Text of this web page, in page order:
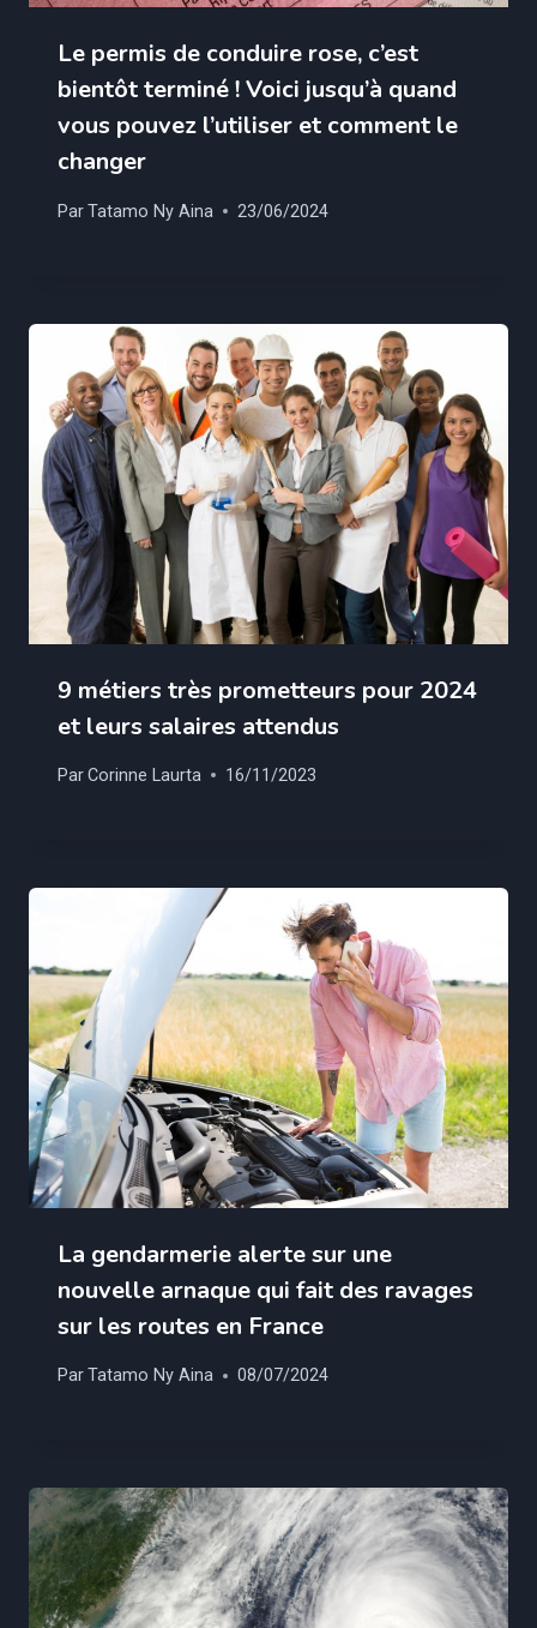
Le permis de conduire rose, c’est
bientôt terminé ! Voici jusqu’à quand
vous pouvez l’utiliser et comment le
changer
ParTatamo Ny Aina 23/06/2024
9 métiers très prometteurs pour 2024
et leurs salaires attendus
ParCorinne Laurta 16/11/2023
La gendarmerie alerte sur une
nouvelle arnaque qui fait des ravages
sur les routes en France
ParTatamo Ny Aina 08/07/2024